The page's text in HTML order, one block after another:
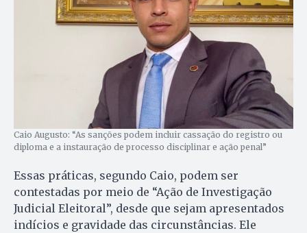
Caio Augusto: “As sanções podem incluir cassação do registro ou
diploma e a instauração de processo disciplinar e ação penal”
Essas práticas, segundo Caio, podem ser
contestadas por meio de “Ação de Investigação
Judicial Eleitoral”, desde que sejam apresentados
indícios e gravidade das circunstâncias. Ele